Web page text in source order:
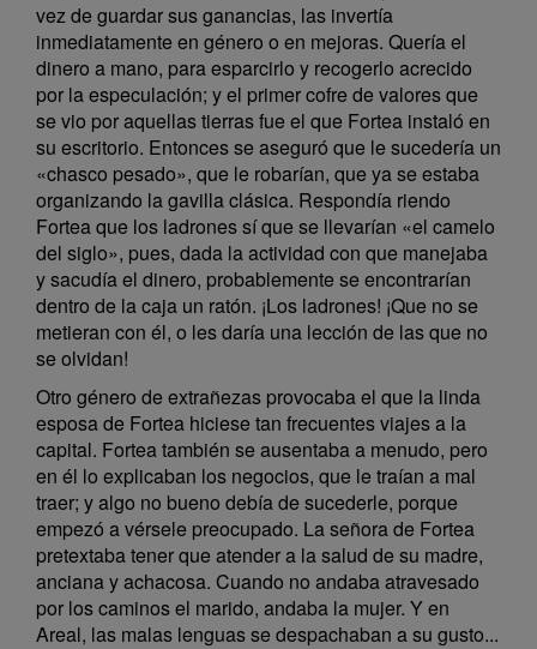
vez de guardar sus ganancias, las invertía
inmediatamente en género o en mejoras. Quería el
dinero a mano, para esparcirlo y recogerlo acrecido
por la especulación; y el primer cofre de valores que
se vio por aquellas tierras fue el que Fortea instaló en
su escritorio. Entonces se aseguró que le sucedería un
«chasco pesado», que le robarían, que ya se estaba
organizando la gavilla clásica. Respondía riendo
Fortea que los ladrones sí que se llevarían «el camelo
del siglo», pues, dada la actividad con que manejaba
y sacudía el dinero, probablemente se encontrarían
dentro de la caja un ratón. ¡Los ladrones! ¡Que no se
metieran con él, o les daría una lección de las que no
se olvidan!
Otro género de extrañezas provocaba el que la linda
esposa de Fortea hiciese tan frecuentes viajes a la
capital. Fortea también se ausentaba a menudo, pero
en él lo explicaban los negocios, que le traían a mal
traer; y algo no bueno debía de sucederle, porque
empezó a vérsele preocupado. La señora de Fortea
pretextaba tener que atender a la salud de su madre,
anciana y achacosa. Cuando no andaba atravesado
por los caminos el marido, andaba la mujer. Y en
Areal, las malas lenguas se despachaban a su gusto...